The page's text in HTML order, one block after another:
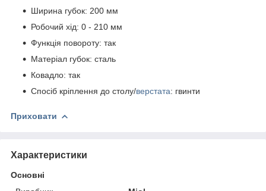
Ширина губок: 200 мм
Робочий хід: 0 - 210 мм
Функція повороту: так
Матеріал губок: сталь
Ковадло: так
Спосіб кріплення до столу/верстата: гвинти
Приховати
Характеристики
Основні